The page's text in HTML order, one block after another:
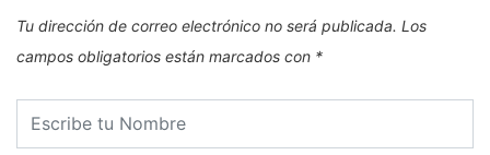
Tu dirección de correo electrónico no será publicada. Los
campos obligatorios están marcados con *